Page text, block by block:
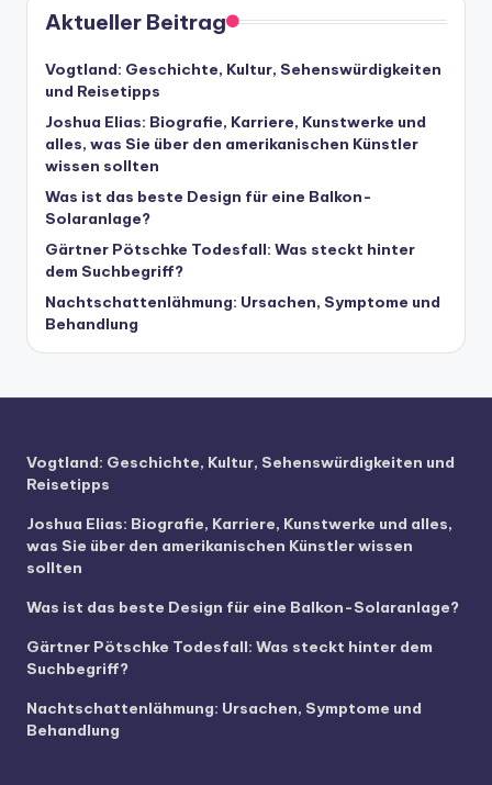
Aktueller Beitrag
Vogtland: Geschichte, Kultur, Sehenswürdigkeiten
und Reisetipps
Joshua Elias: Biografie, Karriere, Kunstwerke und
alles, was Sie über den amerikanischen Künstler
wissen sollten
Was ist das beste Design für eine Balkon-
Solaranlage?
Gärtner Pötschke Todesfall: Was steckt hinter
dem Suchbegriff?
Nachtschattenlähmung: Ursachen, Symptome und
Behandlung
Vogtland: Geschichte, Kultur, Sehenswürdigkeiten und
Reisetipps
Joshua Elias: Biografie, Karriere, Kunstwerke und alles,
was Sie über den amerikanischen Künstler wissen
sollten
Was ist das beste Design für eine Balkon-Solaranlage?
Gärtner Pötschke Todesfall: Was steckt hinter dem
Suchbegriff?
Nachtschattenlähmung: Ursachen, Symptome und
Behandlung